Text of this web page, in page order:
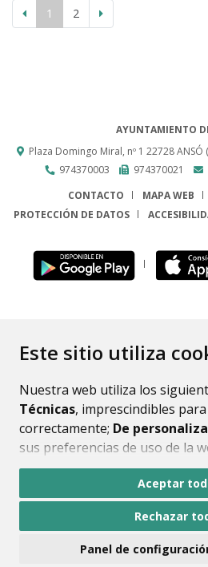
Este sitio utiliza
Nuestra web utiliza los
Técnicas, imprescindibles
correctamente; De
sus preferencias de uso de la
mejorar el funcionamiento de
Si acepta pulsando el botón
consideramos que acepta su
ninguna acción, se guardarán
Aceptar
Rechazar
Panel de
1 2
AYUNTAMIENTO
Plaza Domingo Miral, nº 1 22728 ANSÓ
974370003
974370021
CONTACTO
MAPA WEB
PROTECCIÓN DE DATOS